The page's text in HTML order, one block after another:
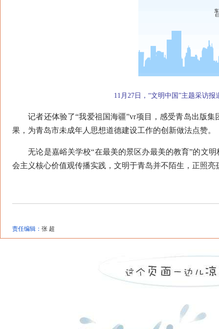
11月27日，“文明中国”主题采访报
记者还体验了“我爱祖国海疆”vr项目，感受青岛出版集
果，为青岛市未成年人思想道德建设工作的创新做法点赞。
无论是嘉峪关学校“在最美的景区办最美的教育”的文明
会主义核心价值观传播实践，文明于青岛并不陌生，正照
责任编辑： 张 超